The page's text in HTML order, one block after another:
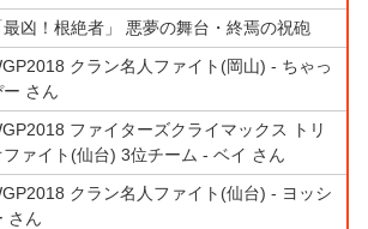
最凶！根絶者」 悪夢の舞台・終焉の祝砲
クラン名人ファイト(岡山) - ちゃっ
ー さん
ファイターズクライマックス トリ
ファイト(仙台) 3位チーム - ベイ さん
クラン名人ファイト(仙台) - ヨッシ
さん